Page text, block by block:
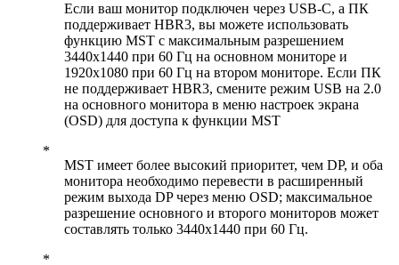
Если ваш монитор подключен через USB-C, а ПК
поддерживает HBR3, вы можете использовать
функцию MST с максимальным разрешением
3440x1440 при 60 Гц на основном мониторе и
1920x1080 при 60 Гц на втором мониторе. Если ПК
не поддерживает HBR3, смените режим USB на 2.0
на основного монитора в меню настроек экрана
(OSD) для доступа к функции MST
MST имеет более высокий приоритет, чем DP, и оба
монитора необходимо перевести в расширенный
режим выхода DP через меню OSD; максимальное
разрешение основного и второго мониторов может
составлять только 3440x1440 при 60 Гц.